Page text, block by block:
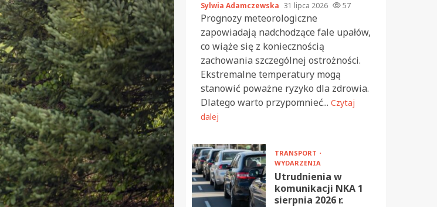
Sylwia Adamczewska 31 lipca 2026 57
Prognozy meteorologiczne
zapowiadają nadchodzące fale upałów,
co wiąże się z koniecznością
zachowania szczególnej ostrożności.
Ekstremalne temperatury mogą
stanowić poważne ryzyko dla zdrowia.
Dlatego warto przypomnieć... Czytaj
dalej
TRANSPORT
WYDARZENIA
Utrudnienia w
komunikacji NKA 1
sierpnia 2026 r.